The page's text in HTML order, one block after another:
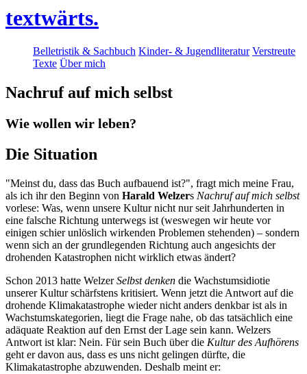
textwärts.
Belletristik & Sachbuch Kinder- & Jugendliteratur Verstreute
Texte Über mich
Nachruf auf mich selbst
Wie wollen wir leben?
Die Situation
"Meinst du, dass das Buch aufbauend ist?", fragt mich meine Frau,
als ich ihr den Beginn von Harald Welzers Nachruf auf mich selbst
vorlese: Was, wenn unsere Kultur nicht nur seit Jahrhunderten in
eine falsche Richtung unterwegs ist (weswegen wir heute vor
einigen schier unlöslich wirkenden Problemen stehenden) – sondern
wenn sich an der grundlegenden Richtung auch angesichts der
drohenden Katastrophen nicht wirklich etwas ändert?
Schon 2013 hatte WelzerSelbst denken die Wachstumsidiotie
unserer Kultur schärfstens kritisiert. Wenn jetzt die Antwort auf die
drohende Klimakatastrophe wieder nicht anders denkbar ist als in
Wachstumskategorien, liegt die Frage nahe, ob das tatsächlich eine
adäquate Reaktion auf den Ernst der Lage sein kann. Welzers
Antwort ist klar: Nein. Für sein Buch über die Kultur des Aufhörens
geht er davon aus, dass es uns nicht gelingen dürfte, die
Klimakatastrophe abzuwenden. Deshalb meint er: